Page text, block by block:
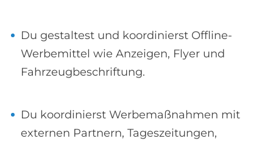
Du gestaltest und koordinierst Offline-
Werbemittel wie Anzeigen, Flyer und
Fahrzeugbeschriftung.
Du koordinierst Werbemaßnahmen mit
externen Partnern, Tageszeitungen,